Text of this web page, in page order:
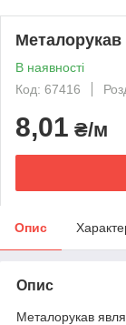
Металорукав
В наявності
Код: 67416
8,01 ₴/м
Опис
Опис
Металорукав